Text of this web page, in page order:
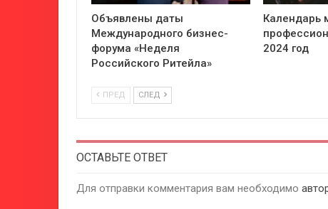
Объявлены даты
Международного бизнес-
форума «Неделя
Российского Ритейла»
Календарь
2024 год
ПРЕД СЛЕД
ОСТАВЬТЕ ОТВЕТ
Для отправки комментария вам необходимо